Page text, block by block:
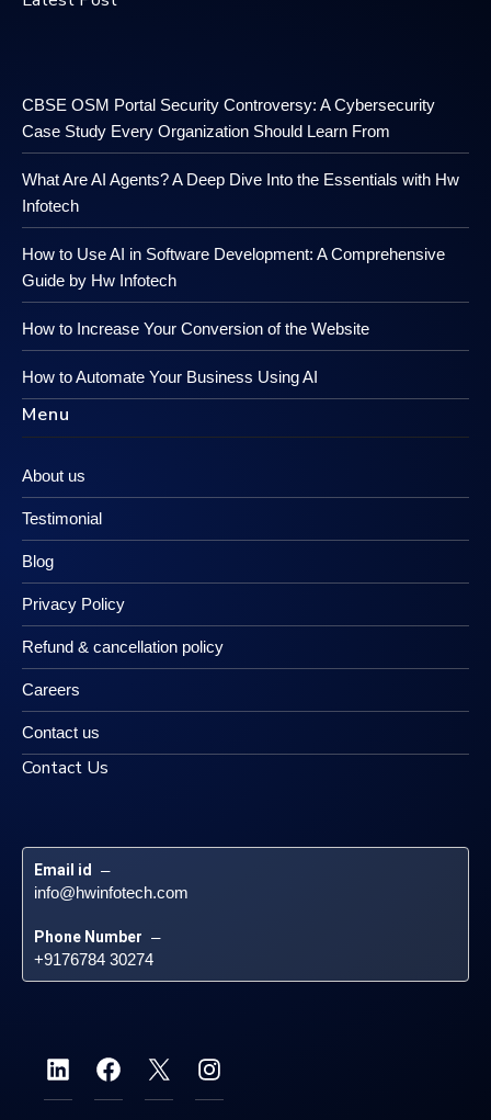
CBSE OSM Portal Security Controversy: A Cybersecurity
Case Study Every Organization Should Learn From
What Are AI Agents? A Deep Dive Into the Essentials with Hw
Infotech
How to Use AI in Software Development: A Comprehensive
Guide by Hw Infotech
How to Increase Your Conversion of the Website
How to Automate Your Business Using AI
Menu
About us
Testimonial
Blog
Privacy Policy
Refund & cancellation policy
Careers
Contact us
Contact Us
Email id –
info@hwinfotech.com
Phone Number –
+9176784 30274